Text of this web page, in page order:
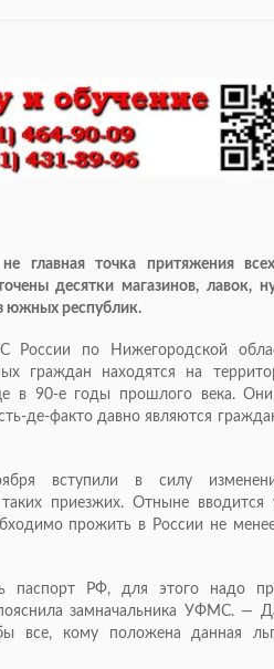
главная точка притяжения
десятки магазинов, лавок,
южных республик.
России по Нижегородской
граждан находятся на
в 90-егоды прошлого века. Они
де-фактодавно являются
вступили в силу
приезжих. Отныне вводится
прожить в России не
паспорт РФ, для этого надо
замначальника УФМС. —
все, кому положена данная